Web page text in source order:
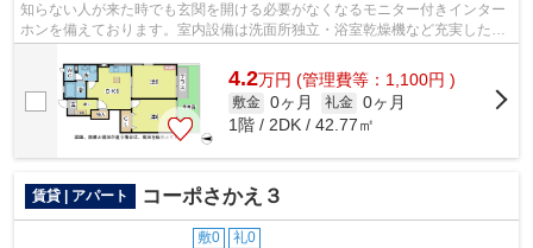
知らない人が来た時でも玄関を開ける必要がなくなるモニター付きインター
ホンを備えております。室内設備は洗面所独立・浴室乾燥機など充実した設
4.2万円 (管理費等：1,100円 )
敷金 0ヶ月 礼金 0ヶ月
1階 / 2DK / 42.77㎡
賃貸 | アパート コーポさかえ３
敷0 礼0